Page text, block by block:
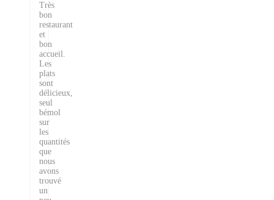
Très
bon
restaurant
et
bon
accueil.
Les
plats
sont
délicieux,
seul
bémol
sur
les
quantités
que
nous
avons
trouvé
un